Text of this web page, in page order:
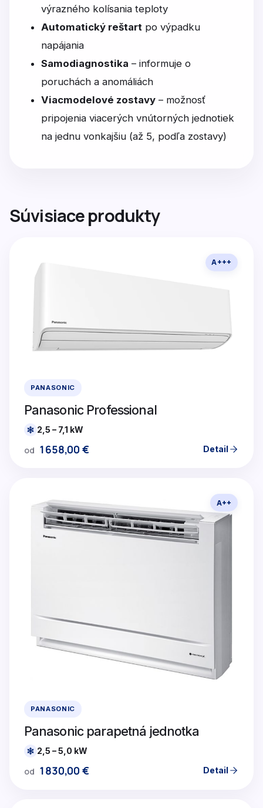
výrazného kolísania teploty
Automatický reštart po výpadku
napájania
Samodiagnostika – informuje o
poruchách a anomáliách
Viacmodelové zostavy – možnosť
pripojenia viacerých vnútorných jednotiek
na jednu vonkajšiu (až 5, podľa zostavy)
Súvisiace produkty
A+++
PANASONIC
Panasonic Professional
2,5 – 7,1 kW
od 1658,00 € Detail
A++
PANASONIC
Panasonic parapetná jednotka
2,5 – 5,0 kW
od 1830,00 € Detail